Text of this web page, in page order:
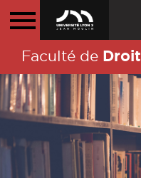
Faculté de Droit